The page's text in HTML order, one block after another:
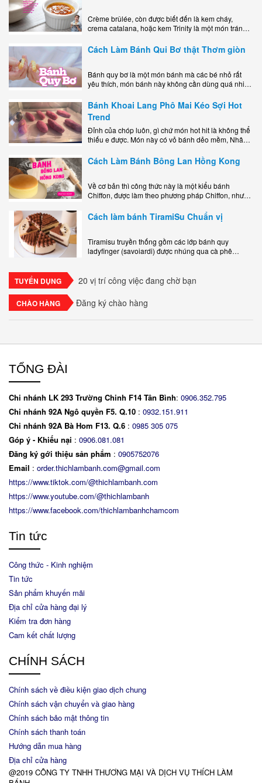
Crème brûlée, còn được biết đến là kem cháy,
crema catalana, hoặc kem Trinity là một món tráng
lớp..
Cách Làm Bánh Qui Bơ thật Thơm giòn
Bánh quy bơ là một món bánh mà các bé nhỏ rất
yêu thích, món bánh này không cần dùng quá nhiều
Bánh Khoai Lang Phô Mai Kéo Sợi Hot
Trend
Đỉnh của chóp luôn, gì chứ món hot hit là không thể
thiếu e được. Món này có vỏ bánh dẻo mềm, Nhân
Cách Làm Bánh Bông Lan Hồng Kong
Về cơ bản thì công thức này là một kiểu bánh
Chiffon, được làm theo phương pháp Chiffon, nhưng
ngon, làm..
Cách làm bánh TiramiSu Chuẩn vị
Tiramisu truyền thống gồm các lớp bánh quy
ladyfinger (savoiardi) được nhúng qua cà phê
TUYỂN DỤNG 20 vị trí công việc đang chờ bạn
CHÀO HÀNG Đăng ký chào hàng
TỔNG ĐÀI
Chi nhánh LK 293 Trường Chinh F14 Tân Bình: 0906.352.795
Chi nhánh 92A Ngô quyền F5. Q.10 : 0932.151.911
Chi nhánh 92A Bà Hom F13. Q.6 : 0985 305 075
Góp ý - Khiếu nại : 0906.081.081
Đăng ký gới thiệu sản phẩm : 0905752076
Email : order.thichlambanh.com@gmail.com
https://www.tiktok.com/@thichlambanh.com
https://www.youtube.com/@thichlambanh
https://www.facebook.com/thichlambanhchamcom
Tin tức
Công thức - Kinh nghiệm
Tin tức
Sản phẩm khuyến mãi
Địa chỉ cửa hàng đại lý
Kiểm tra đơn hàng
Cam kết chất lượng
CHÍNH SÁCH
Chính sách về điều kiện giao dịch chung
Chính sách vận chuyển và giao hàng
Chính sách bảo mật thông tin
Chính sách thanh toán
Hướng dẫn mua hàng
Địa chỉ cửa hàng
@2019 CÔNG TY TNHH THƯƠNG MẠI VÀ DỊCH VỤ THÍCH LÀM